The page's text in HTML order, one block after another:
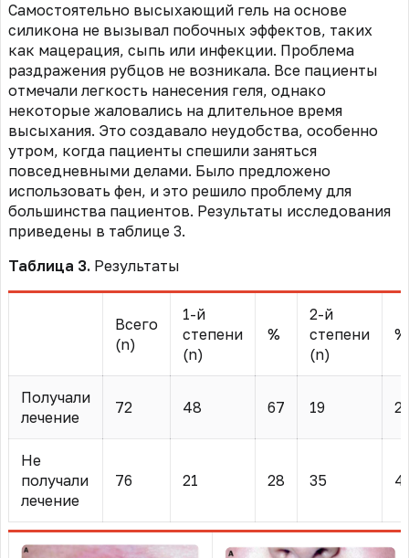
Самостоятельно высыхающий гель на основе
силикона не вызывал побочных эффектов, таких
как мацерация, сыпь или инфекции. Проблема
раздражения рубцов не возникала. Все пациенты
отмечали легкость нанесения геля, однако
некоторые жаловались на длительное время
высыхания. Это создавало неудобства, особенно
утром, когда пациенты спешили заняться
повседневными делами. Было предложено
использовать фен, и это решило проблему для
большинства пациентов. Результаты исследования
приведены в таблице 3.
Таблица 3. Результаты
Всего
(n)
1-й
степени
(n)
%
2-й
степени
(n)
%
Получали
лечение
72 48 67 19
Не
получали
лечение
76 21 28 35